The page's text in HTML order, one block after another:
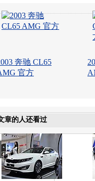
奔驰 CL65
官方
章的人还看过